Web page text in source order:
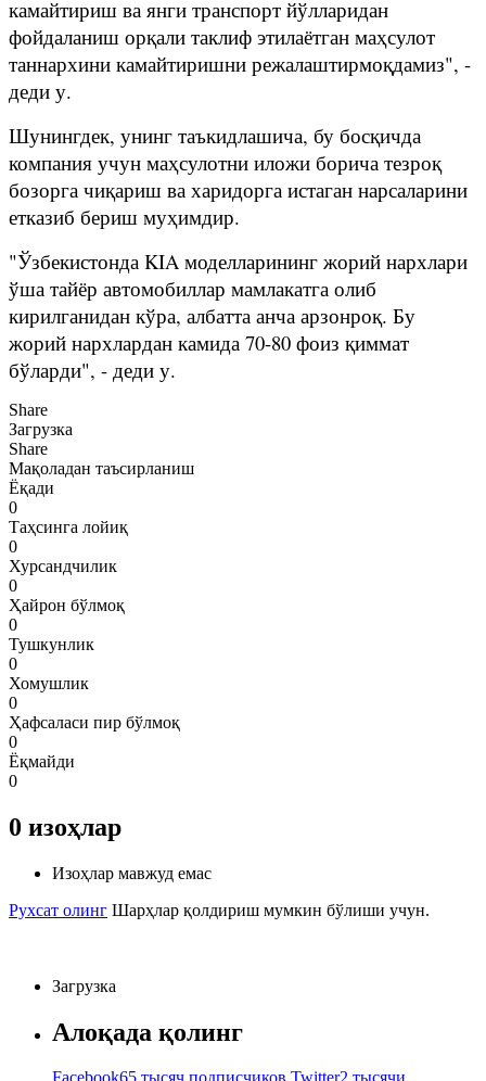
камайтириш ва янги транспорт йўлларидан
фойдаланиш орқали таклиф этилаётган маҳсулот
таннархини камайтиришни режалаштирмоқдамиз", -
деди у.
Шунингдек, унинг таъкидлашича, бу босқичда
компания учун маҳсулотни иложи борича тезроқ
бозорга чиқариш ва харидорга истаган нарсаларини
етказиб бериш муҳимдир.
"Ўзбекистонда KIA моделларининг жорий нархлари
ўша тайёр автомобиллар мамлакатга олиб
кирилганидан кўра, албатта анча арзонроқ. Бу
жорий нархлардан камида 70-80 фоиз қиммат
бўларди", - деди у.
Share
Загрузка
Share
Мақоладан таъсирланиш
Ёқади
0
Таҳсинга лойиқ
0
Хурсандчилик
0
Ҳайрон бўлмоқ
0
Тушкунлик
0
Хомушлик
0
Ҳафсаласи пир бўлмоқ
0
Ёқмайди
0
0 изоҳлар
Изоҳлар мавжуд емас
Рухсат олинг Шарҳлар қолдириш мумкин бўлиши учун.
Загрузка
Алоқада қолинг